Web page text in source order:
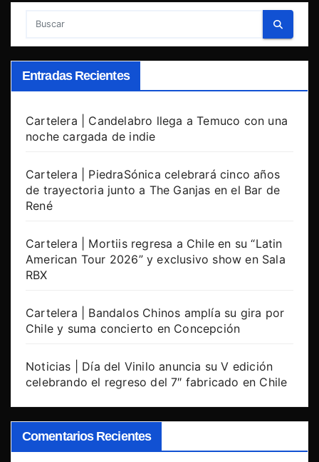
Entradas Recientes
Cartelera | Candelabro llega a Temuco con una
noche cargada de indie
Cartelera | PiedraSónica celebrará cinco años
de trayectoria junto a The Ganjas en el Bar de
René
Cartelera | Mortiis regresa a Chile en su “Latin
American Tour 2026” y exclusivo show en Sala
RBX
Cartelera | Bandalos Chinos amplía su gira por
Chile y suma concierto en Concepción
Noticias | Día del Vinilo anuncia su V edición
celebrando el regreso del 7″ fabricado en Chile
Comentarios Recientes